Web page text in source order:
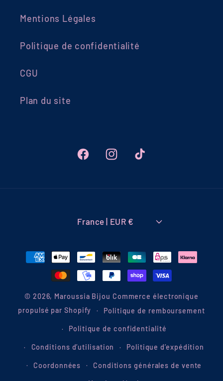
Mentions Légales
Politique de confidentialité
CGU
Plan du site
FacebookInstagramTikTok
France | EUR €
Moyens
de
paiement
© 2026, Maroussia Bijou Commerce électronique
propulsé par Shopify
Politique de remboursement
Politique de confidentialité
Conditions d’utilisation Politique d’expédition
Coordonnées Conditions générales de vente